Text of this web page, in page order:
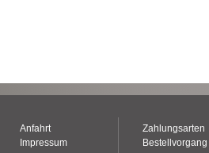
Anfahrt
Impressum
Zahlungsarten
Bestellvorgang